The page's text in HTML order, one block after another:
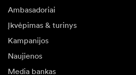
Ambasadoriai
Įkvėpimas & turinys
Kampanijos
Naujienos
Media bankas